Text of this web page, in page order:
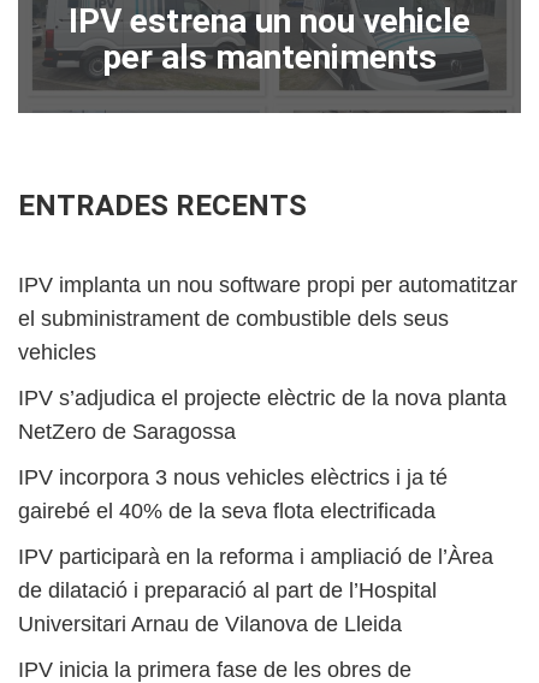
IPV estrena un nou vehicle
per als manteniments
ENTRADES RECENTS
IPV implanta un nou software propi per automatitzar
el subministrament de combustible dels seus
vehicles
IPV s’adjudica el projecte elèctric de la nova planta
NetZero de Saragossa
IPV incorpora 3 nous vehicles elèctrics i ja té
gairebé el 40% de la seva flota electrificada
IPV participarà en la reforma i ampliació de l’Àrea
de dilatació i preparació al part de l’Hospital
Universitari Arnau de Vilanova de Lleida
IPV inicia la primera fase de les obres de